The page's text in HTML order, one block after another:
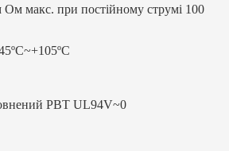
макс. при постійному струмі 100
PBT UL94V~0